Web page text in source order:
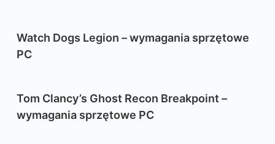
Watch Dogs Legion – wymagania sprzętowe
PC
Tom Clancy’s Ghost Recon Breakpoint –
wymagania sprzętowe PC